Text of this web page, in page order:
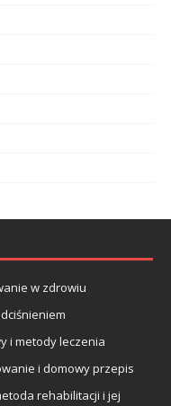
w zdrowiu
i metody leczenia
i domowy przepis
rehabilitacji i jej